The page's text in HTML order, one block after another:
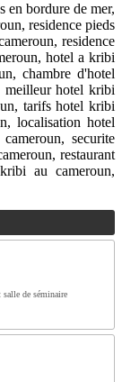
en bordure de mer,
residence pieds
residence
hotel a kribi
chambre d'hotel
meilleur hotel kribi
tarifs hotel kribi
localisation hotel
securite
restaurant
au cameroun,
salle de séminaire